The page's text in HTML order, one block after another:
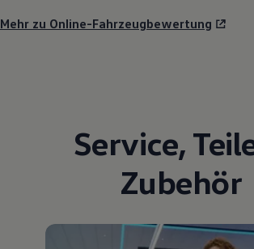
Mehr zu Online-Fahrzeugbewertung
Service,
Zubehör